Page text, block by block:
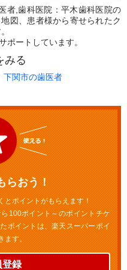
者,歯科医院：平木歯科医院の
図、患者様から寄せられたク
ポートしています。
みる
下関市の歯医者
らおう！
とポイントがもらえます！
100ポイント～のポイントチケ
ポイントは、楽天スーパーポイ
ます。
登録